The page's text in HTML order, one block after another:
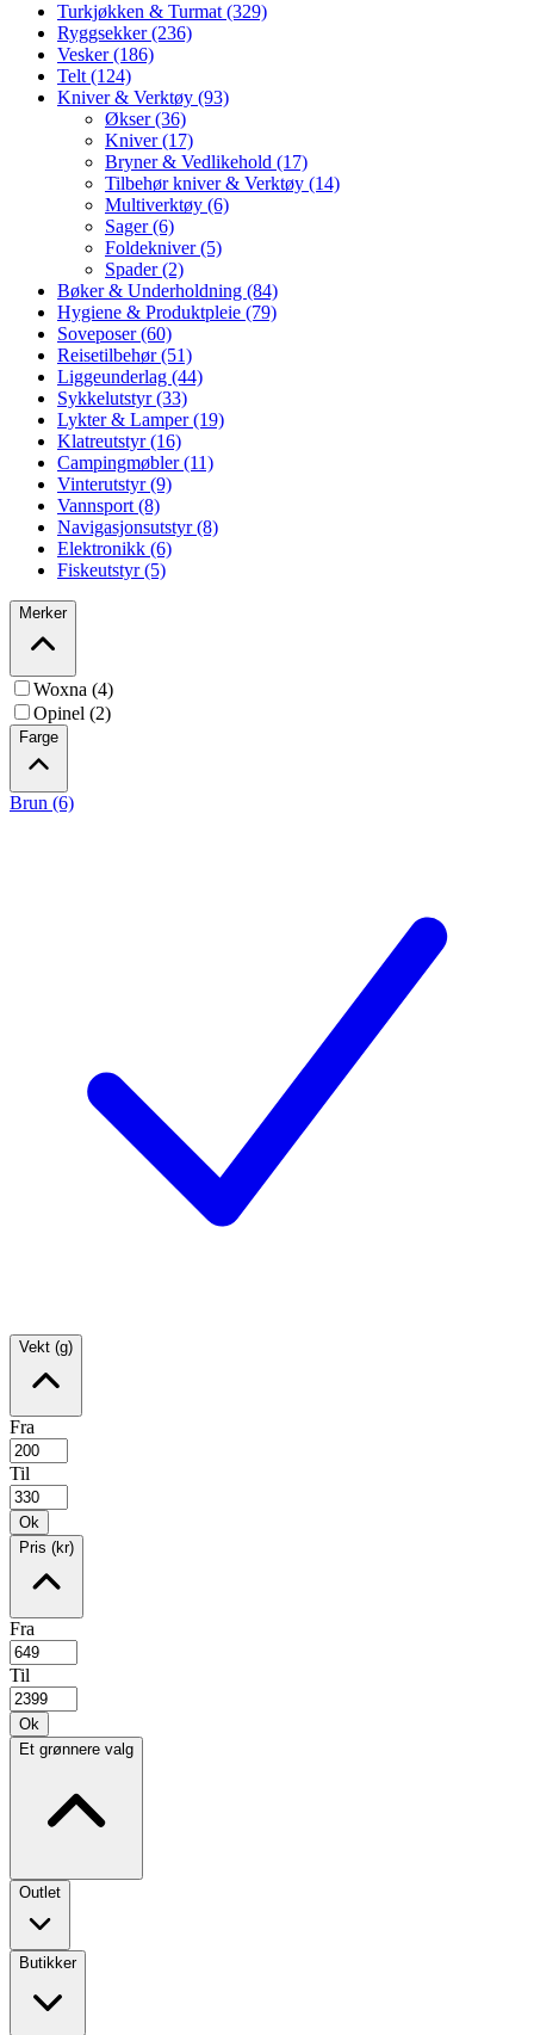
Turkjøkken & Turmat (329)
Ryggsekker (236)
Vesker (186)
Telt (124)
Kniver & Verktøy (93)
Økser (36)
Kniver (17)
Bryner & Vedlikehold (17)
Tilbehør kniver & Verktøy (14)
Multiverktøy (6)
Sager (6)
Foldekniver (5)
Spader (2)
Bøker & Underholdning (84)
Hygiene & Produktpleie (79)
Soveposer (60)
Reisetilbehør (51)
Liggeunderlag (44)
Sykkelutstyr (33)
Lykter & Lamper (19)
Klatreutstyr (16)
Campingmøbler (11)
Vinterutstyr (9)
Vannsport (8)
Navigasjonsutstyr (8)
Elektronikk (6)
Fiskeutstyr (5)
Merker
Woxna (4)
Opinel (2)
Farge
Brun (6)
Vekt (g)
Fra
Til
Ok
Pris (kr)
Fra
Til
Ok
Et grønnere valg
Outlet
Butikker